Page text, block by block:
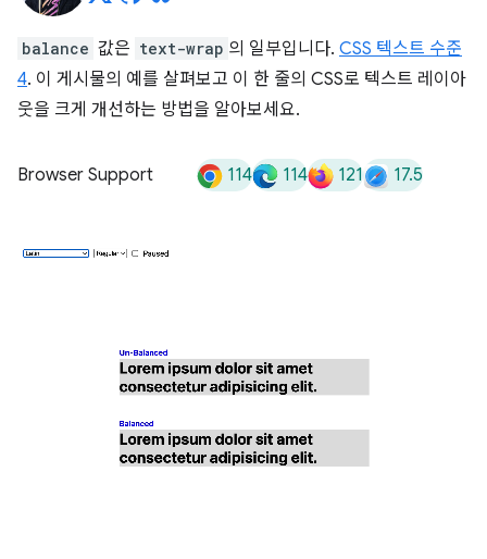
balance 값은 text-wrap 의 일부입니다. CSS 텍스트 수준
4. 이 게시물의 예를 살펴보고 이 한 줄의 CSS로 텍스트 레이아
웃을 크게 개선하는 방법을 알아보세요.
Browser Support 114 114 121 17.5